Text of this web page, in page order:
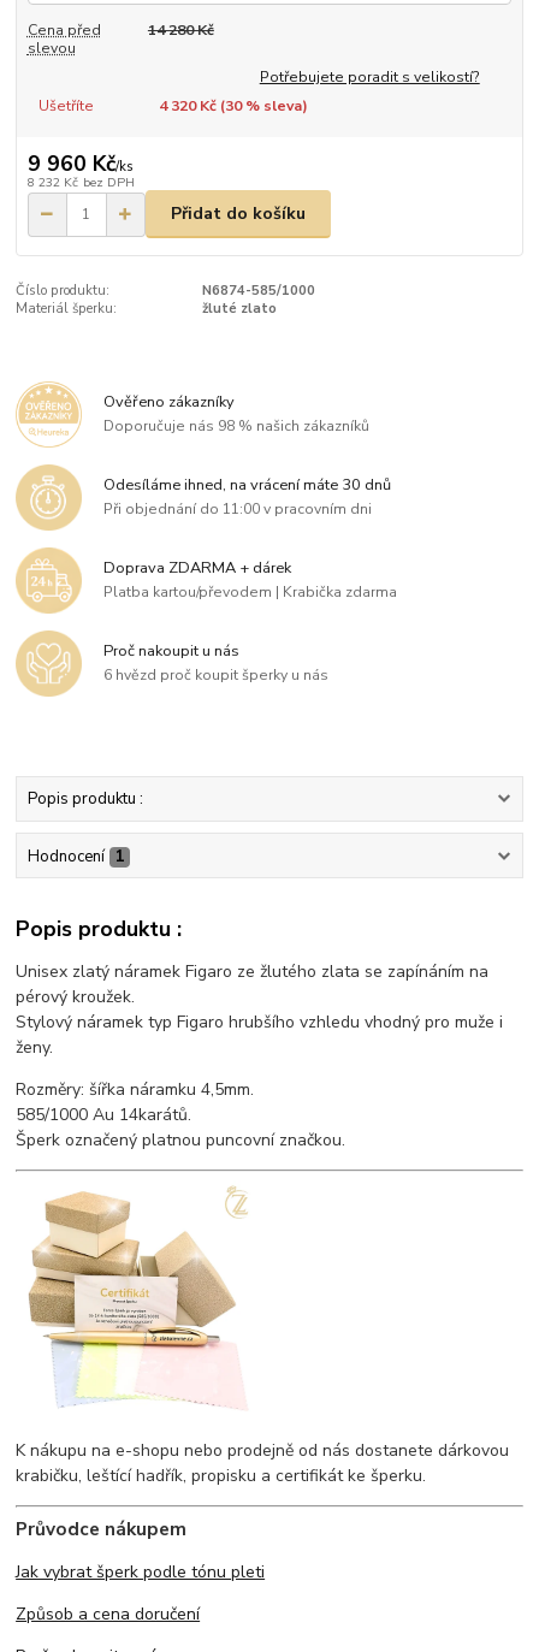
Cena před
slevou
14 280 Kč
Potřebujete poradit s velikostí?
Ušetříte
4 320 Kč (30% sleva)
9 960 Kč/ks
8 232 Kč bez DPH
Přidat do košíku
Číslo produktu:
N6874-585/1000
Materiál šperku:
žluté zlato
Ověřeno zákazníky
Doporučuje nás 98 % našich zákazníků
Odesíláme ihned, na vrácení máte 30 dnů
Při objednání do 11:00 v pracovním dni
Doprava ZDARMA + dárek
Platba kartou/převodem | Krabička zdarma
Proč nakoupit u nás
6 hvězd proč koupit šperky u nás
Popis produktu :
Hodnocení 1
Popis produktu :
Unisex zlatý náramek Figaro ze žlutého zlata se zapínáním na
pérový kroužek.
Stylový náramek typ Figaro hrubšího vzhledu vhodný pro muže i
ženy.
Rozměry: šířka náramku 4,5mm.
585/1000 Au 14karátů.
Šperk označený platnou puncovní značkou.
K nákupu na e-shopu nebo prodejně od nás dostanete dárkovou
krabičku, leštící hadřík, propisku a certifikát ke šperku.
Průvodce nákupem
Jak vybrat šperk podle tónu pleti
Způsob a cena doručení